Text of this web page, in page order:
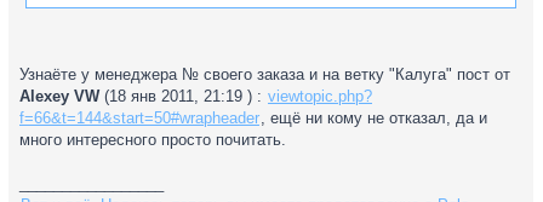
Узнаёте у менеджера № своего заказа и на ветку "Калуга" пост от
Alexey VW(18 янв 2011, 21:19 ) : viewtopic.php?
f=66&t=144&start=50#wrapheader, ещё ни кому не отказал, да и
много интересного просто почитать.